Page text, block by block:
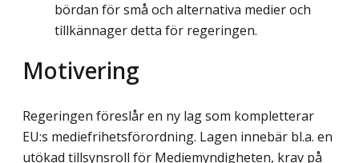
bördan för små och alternativa medier och
tillkännager detta för regeringen.
Motivering
Regeringen föreslår en ny lag som kompletterar
EU:s mediefrihetsförordning. Lagen innebär bl.a. en
utökad tillsynsroll för Mediemyndigheten, krav på